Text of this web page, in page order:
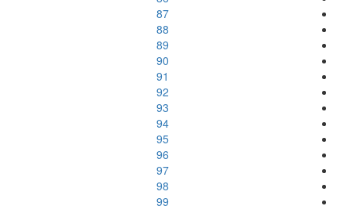
87
88
89
90
91
92
93
94
95
96
97
98
99